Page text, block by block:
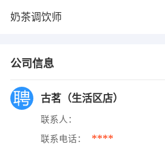
奶茶调饮师
公司信息
古茗（生活区店）
联系人：
联系电话： ****